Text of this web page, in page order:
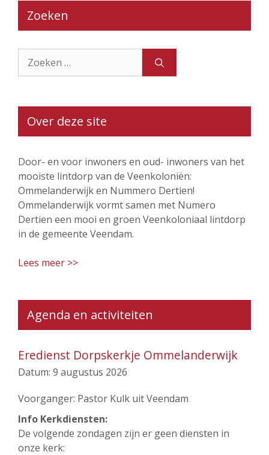
Zoeken
naar:
Over deze site
Door- en voor inwoners en oud- inwoners van het
mooiste lintdorp van de Veenkoloniën:
Ommelanderwijk en Nummero Dertien!
Ommelanderwijk vormt samen met Numero
Dertien een mooi en groen Veenkoloniaal lintdorp
in de gemeente Veendam.
Lees meer >>
Agenda en activiteiten
Eredienst Dorpskerkje Ommelanderwijk
Datum: 9 augustus 2026
Voorganger: Pastor Kulk uit Veendam
Info Kerkdiensten:
De volgende zondagen zijn er geen diensten in
onze kerk: